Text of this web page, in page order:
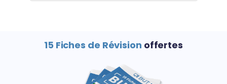
15 Fiches de Révision offertes